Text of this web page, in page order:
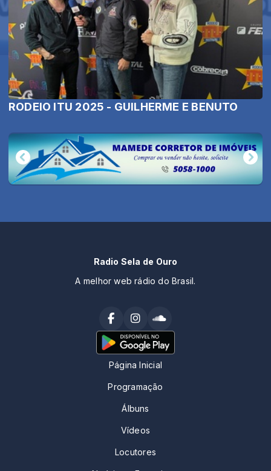
RODEIO ITU 2025 - GUILHERME E BENUTO
Radio Sela de Ouro
A melhor web rádio do Brasil.
Página Inicial
Programação
Álbuns
Vídeos
Locutores